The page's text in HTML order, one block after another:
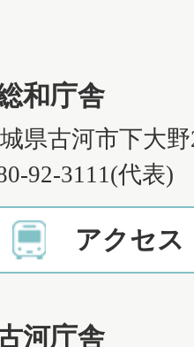
和庁舎
県古河市下大
92-3111(代表)
アクセス
河庁舎